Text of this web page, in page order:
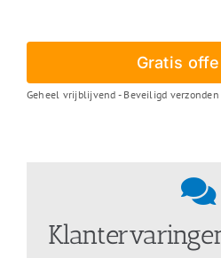
Gratis
Geheel vrijblijvend - Beveiligd verzonden